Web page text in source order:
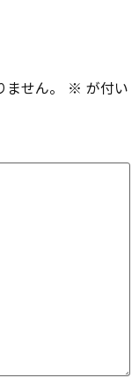
せん。 ※ が付い